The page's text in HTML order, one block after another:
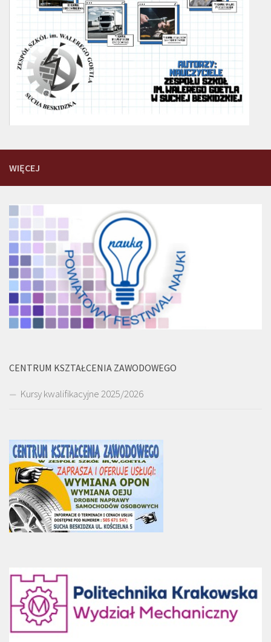
WIĘCEJ
CENTRUM KSZTAŁCENIA ZAWODOWEGO
Kursy kwalifikacyjne 2025/2026